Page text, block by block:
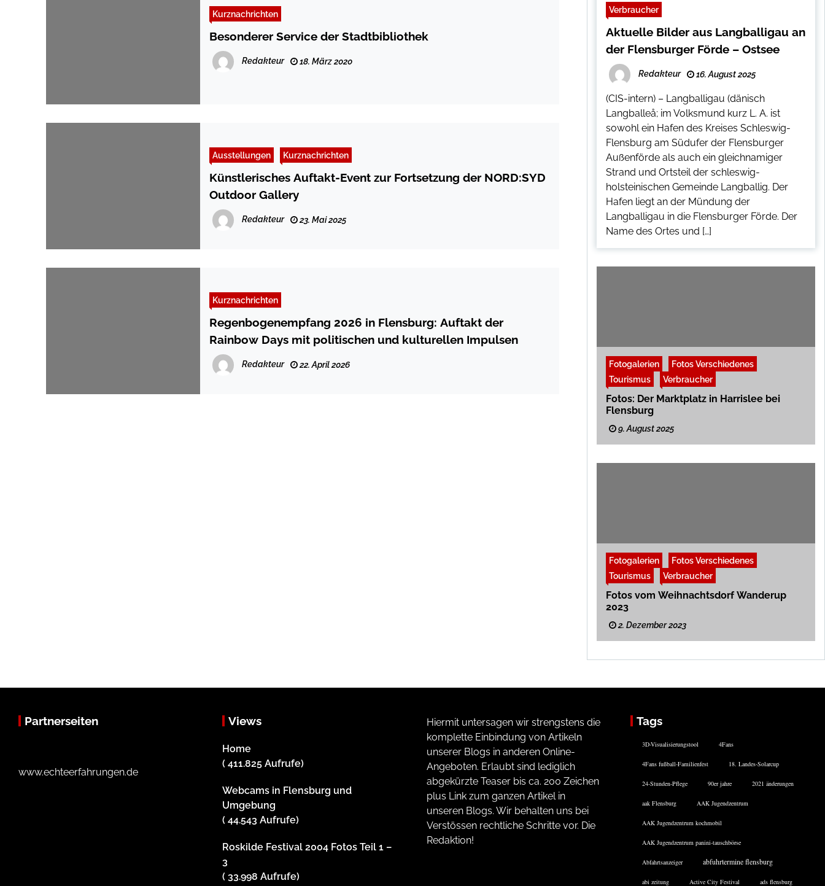
Kurznachrichten
Besonderer Service der Stadtbibliothek
Redakteur 18. März 2020
Ausstellungen Kurznachrichten
Künstlerisches Auftakt-Event zur Fortsetzung der NORD:SYD
Outdoor Gallery
Redakteur 23. Mai 2025
Kurznachrichten
Regenbogenempfang 2026 in Flensburg: Auftakt der
Rainbow Days mit politischen und kulturellen Impulsen
Redakteur 22. April 2026
Verbraucher
Aktuelle Bilder aus Langballigau an
der Flensburger Förde – Ostsee
Redakteur 16. August 2025
(CIS-intern) – Langballigau (dänisch
Langballeå; im Volksmund kurz L. A. ist
sowohl ein Hafen des Kreises Schleswig-
Flensburg am Südufer der Flensburger
Außenförde als auch ein gleichnamiger
Strand und Ortsteil der schleswig-
holsteinischen Gemeinde Langballig. Der
Hafen liegt an der Mündung der
Langballigau in die Flensburger Förde. Der
Name des Ortes und […]
Fotogalerien
Fotos Verschiedenes
Tourismus
Verbraucher
Fotos: Der Marktplatz in Harrislee bei
Flensburg
9. August 2025
Fotogalerien
Fotos Verschiedenes
Tourismus
Verbraucher
Fotos vom Weihnachtsdorf Wanderup
2023
2. Dezember 2023
Partnerseiten
www.echteerfahrungen.de
Views
Home
( 411.825 Aufrufe)
Webcams in Flensburg und
Umgebung
( 44.543 Aufrufe)
Roskilde Festival 2004 Fotos Teil 1 –
3
( 33.998 Aufrufe)
Hiermit untersagen wir strengstens die
komplette Einbindung von Artikeln
unserer Blogs in anderen Online-
Angeboten. Erlaubt sind lediglich
abgekürzte Teaser bis ca. 200 Zeichen
plus Link zum ganzen Artikel in
unseren Blogs. Wir behalten uns bei
Verstössen rechtliche Schritte vor. Die
Redaktion!
Tags
3D-Visualisierungstool 4Fans
4Fans fußball-Familienfest 18. Landes-Solarcup
24-Stunden-Pflege 90er jahre 2021 änderungen
aak Flensburg AAK Jugendzentrum
AAK Jugendzentrum kochmobil
AAK Jugendzentrum panini-tauschbörse
Abfahrtsanzeiger abfuhrtermine flensburg
abi zeitung Active City Festival ads flensburg